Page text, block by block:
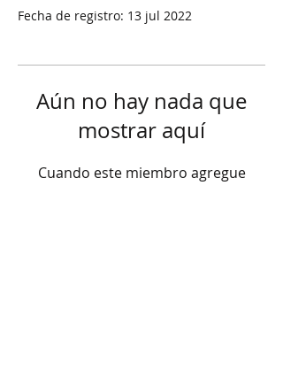
Fecha de registro: 13 jul 2022
Aún no hay nada que
mostrar aquí
Cuando este miembro agregue